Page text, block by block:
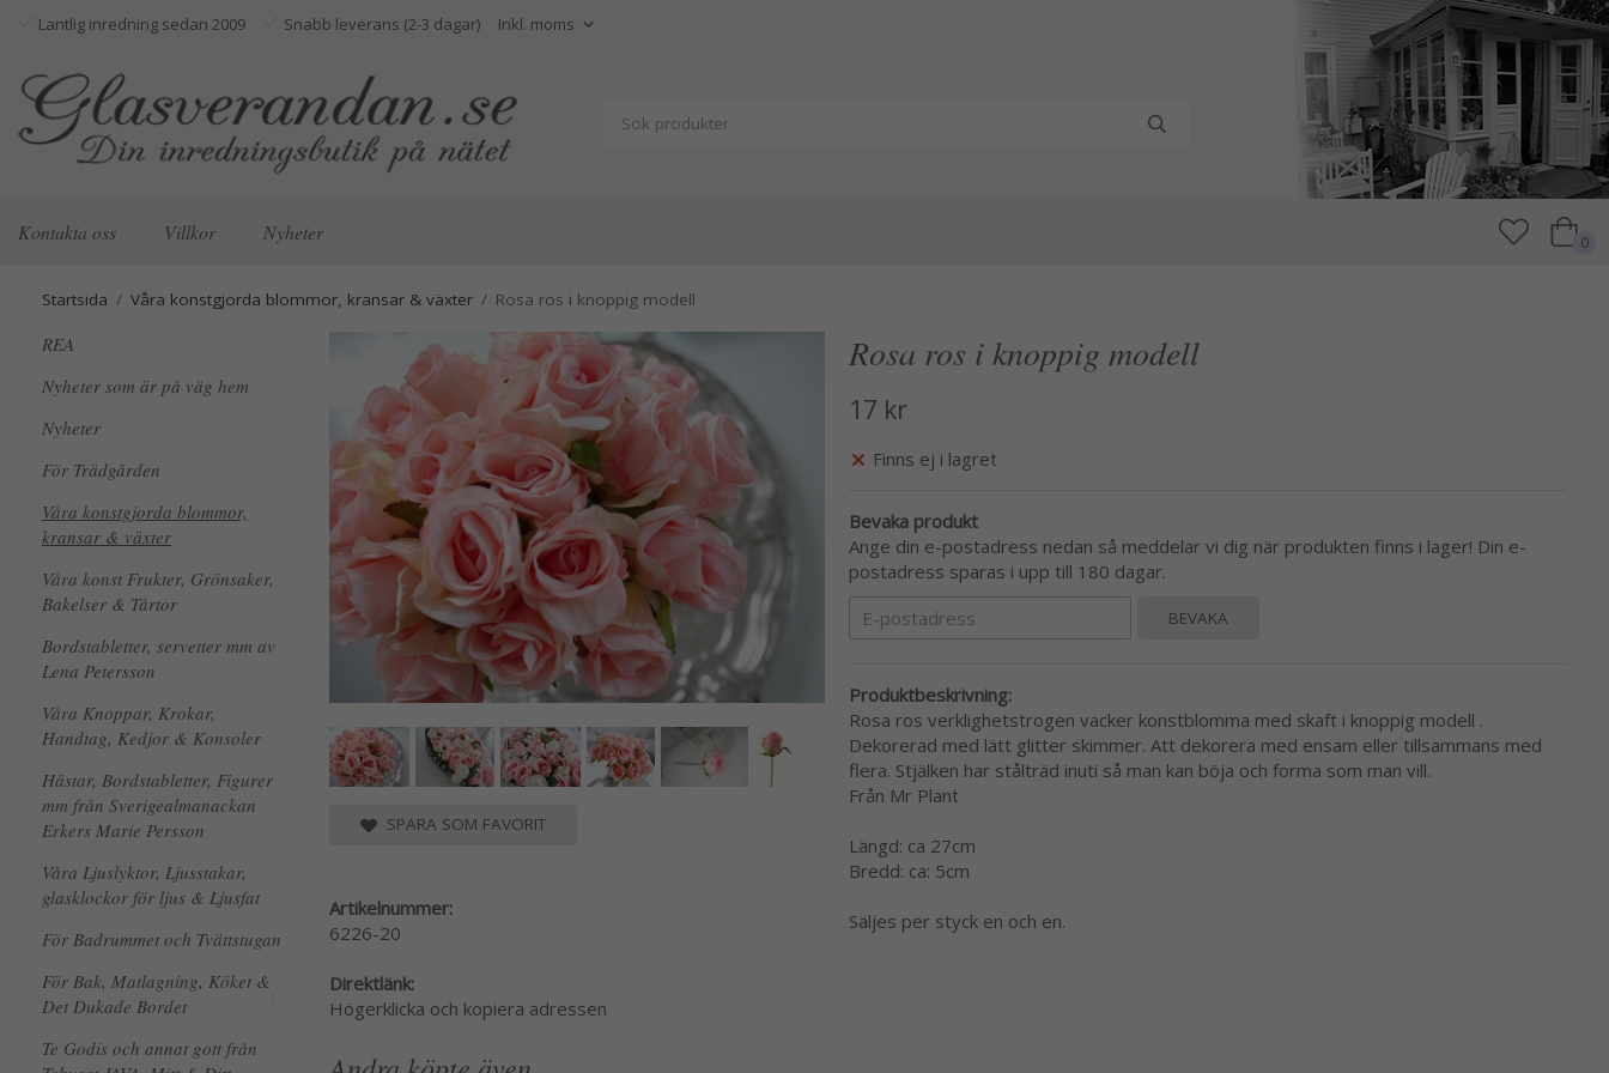
Lantlig inredning sedan 2009 Snabb leverans (2-3 dagar)
Kontakta oss Villkor Nyheter 0
Startsida / Våra konstgjorda blommor, kransar & växter / Rosa ros i knoppig modell
REA
Nyheter som är på väg hem
Nyheter
För Trädgården
Våra konstgjorda blommor,
kransar & växter
Våra konst Frukter, Grönsaker,
Bakelser & Tårtor
Bordstabletter, servetter mm av
Lena Petersson
Våra Knoppar, Krokar,
Handtag, Kedjor & Konsoler
Hästar, Bordstabletter, Figurer
mm från Sverigealmanackan
Erkers Marie Persson
Våra Ljuslyktor, Ljusstakar,
glasklockor för ljus & Ljusfat
För Badrummet och Tvättstugan
För Bak, Matlagning, Köket &
Det Dukade Bordet
Te Godis och annat gott från
Rosa ros i knoppig modell
17 kr
Finns ej i lagret
Bevaka produkt
Ange din e-postadress nedan så meddelar vi dig när produkten finns i lager! Din e-
postadress sparas i upp till 180 dagar.
BEVAKA
Produktbeskrivning:
Rosa ros verklighetstrogen vacker konstblomma med skaft i knoppig modell .
Dekorerad med lätt glitter skimmer. Att dekorera med ensam eller tillsammans med
flera. Stjälken har stålträd inuti så man kan böja och forma som man vill.
Från Mr Plant
Längd: ca 27cm
Bredd: ca: 5cm
Säljes per styck en och en.
SPARA SOM FAVORIT
Artikelnummer:
6226-20
Direktlänk:
Högerklicka och kopiera adressen